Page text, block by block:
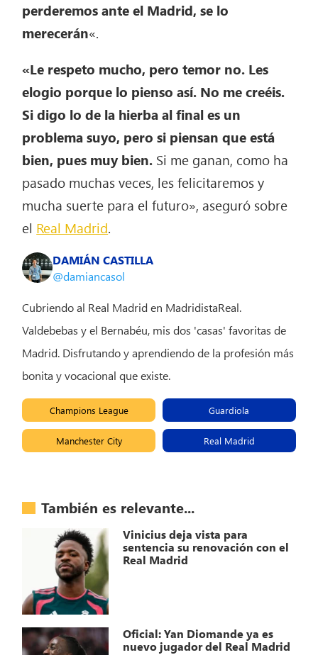
perderemos ante el Madrid, se lo
merecerán«.
«Le respeto mucho, pero temor no. Les
elogio porque lo pienso así. No me creéis.
Si digo lo de la hierba al final es un
problema suyo, pero si piensan que está
bien, pues muy bien. Si me ganan, como ha
pasado muchas veces, les felicitaremos y
mucha suerte para el futuro», aseguró sobre
el Real Madrid.
DAMIÁN CASTILLA
@damiancasol
Cubriendo al Real Madrid en MadridistaReal.
Valdebebas y el Bernabéu, mis dos 'casas' favoritas de
Madrid. Disfrutando y aprendiendo de la profesión más
bonita y vocacional que existe.
Champions League Guardiola
Manchester City Real Madrid
También es relevante...
Vinicius deja vista para
sentencia su renovación con el
Real Madrid
Oficial: Yan Diomande ya es
nuevo jugador del Real Madrid